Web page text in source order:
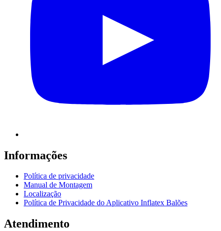
Informações
Política de privacidade
Manual de Montagem
Localização
Política de Privacidade do Aplicativo Inflatex Balões
Atendimento